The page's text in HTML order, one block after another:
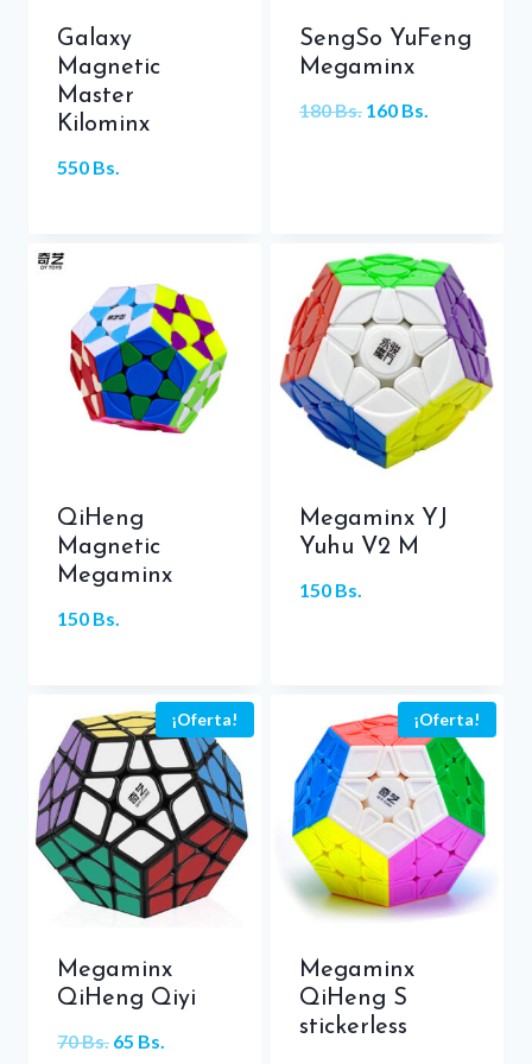
Galaxy
Magnetic
Master
Kilominx
550 Bs.
SengSo YuFeng
Megaminx
180Bs. El
180 Bs..
160 Bs.
160 Bs..
QiHeng
Magnetic
Megaminx
150 Bs.
Megaminx YJ
Yuhu V2 M
150 Bs.
¡Oferta!
Megaminx
QiHeng Qiyi
70Bs. El
65 Bs.
¡Oferta!
Megaminx
QiHeng S
stickerless